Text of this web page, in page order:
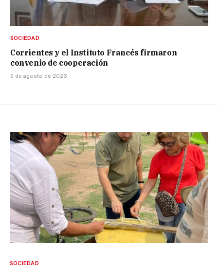
SOCIEDAD
Corrientes y el Instituto Francés firmaron
convenio de cooperación
5 de agosto de 2026
SOCIEDAD